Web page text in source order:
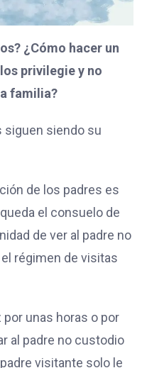
¿Cómo hacer un
privilegie y no
familia?
siguen siendo su
de los padres es
el consuelo de
de ver al padre no
régimen de visitas
por unas horas o por
al padre no custodio
visitante solo le